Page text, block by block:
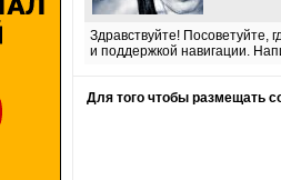
Здравствуйте! Посоветуйте,
и поддержкой навигации.
Для того чтобы размещать